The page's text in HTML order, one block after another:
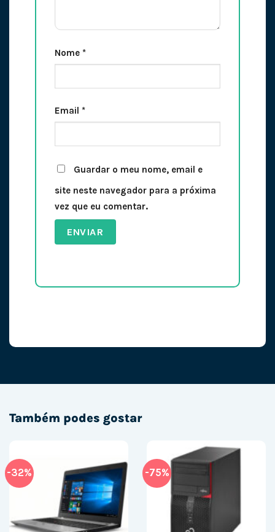
Nome *
Email *
Guardar o meu nome, email e
site neste navegador para a próxima
vez que eu comentar.
Também podes gostar
-32% -75%